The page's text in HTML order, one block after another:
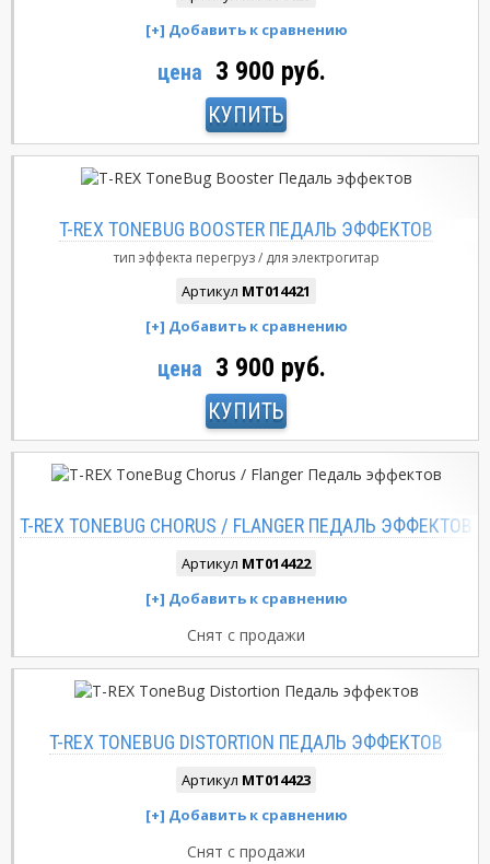
цена 3 900 руб.
КУПИТЬ
T-REX TONEBUG BOOSTER ПЕДАЛЬ ЭФФЕКТОВ
тип эффекта перегруз для электрогитар
Артикул MT014421
цена 3 900 руб.
КУПИТЬ
T-REX TONEBUG CHORUS / FLANGER ПЕДАЛЬ ЭФФЕКТОВ
Артикул MT014422
Снят с продажи
T-REX TONEBUG DISTORTION ПЕДАЛЬ ЭФФЕКТОВ
Артикул MT014423
Снят с продажи